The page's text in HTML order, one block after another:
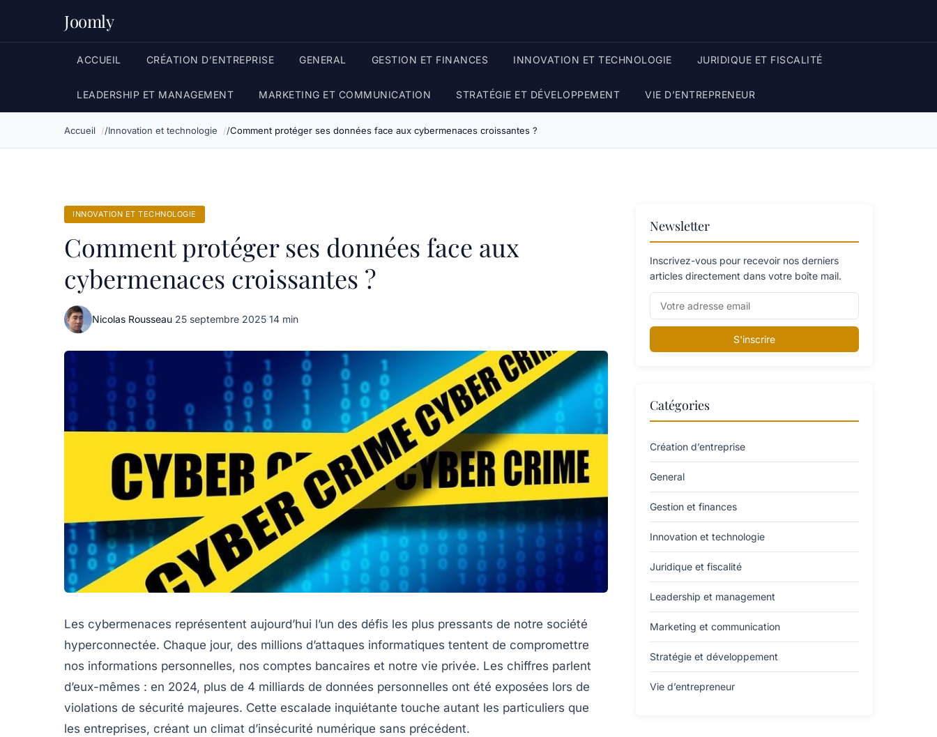
Joomly
ACCUEIL CRÉATION D’ENTREPRISE GENERAL GESTION ET FINANCES INNOVATION ET TECHNOLOGIE JURIDIQUE ET FISCALITÉ
LEADERSHIP ET MANAGEMENT MARKETING ET COMMUNICATION STRATÉGIE ET DÉVELOPPEMENT VIE D’ENTREPRENEUR
Accueil Innovation et technologie Comment protéger ses données face aux cybermenaces croissantes ?
INNOVATION ET TECHNOLOGIE
Comment protéger ses données face aux
cybermenaces croissantes ?
Nicolas Rousseau·25 septembre 2025·14 min
Les cybermenaces représentent aujourd’hui l’un des défis les plus pressants de notre société
hyperconnectée. Chaque jour, des millions d’attaques informatiques tentent de compromettre
nos informations personnelles, nos comptes bancaires et notre vie privée. Les chiffres parlent
d’eux-mêmes : en 2024, plus de 4 milliards de données personnelles ont été exposées lors de
violations de sécurité majeures. Cette escalade inquiétante touche autant les particuliers que
les entreprises, créant un climat d’insécurité numérique sans précédent.
Newsletter
Inscrivez-vous pour recevoir nos derniers
articles directement dans votre boîte mail.
S'inscrire
Catégories
Création d’entreprise
General
Gestion et finances
Innovation et technologie
Juridique et fiscalité
Leadership et management
Marketing et communication
Stratégie et développement
Vie d’entrepreneur